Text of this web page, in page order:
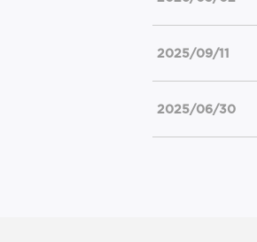
2025/09/11
2025/06/30